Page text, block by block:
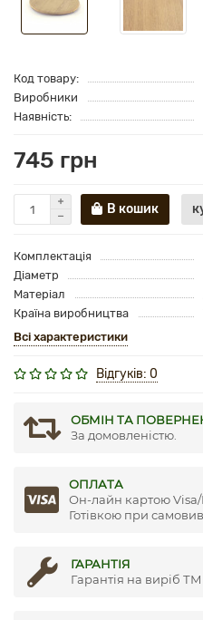
Код товару:
Виробники
Наявність:
745 грн
В кошик
Комплектація
Діаметр
Матеріал
Країна виробництва
Всі характеристики
Відгуків: 0
ОБМІН ТА
За домовленістю.
ОПЛАТА
Он-лайн картою Visa/
Готівкою при
ГАРАНТІЯ
Гарантія на виріб